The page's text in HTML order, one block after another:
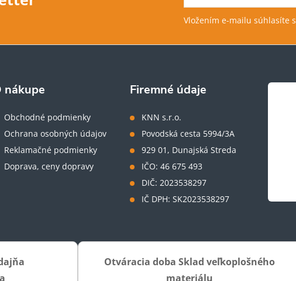
Vložením e-mailu súhlasíte s
nákupe
Obchodné podmienky
Ochrana osobných údajov
Reklamačné podmienky
Doprava, ceny dopravy
Firemné údaje
KNN s.r.o.
Povodská cesta 5994/3A
929 01, Dunajská Streda
IČO: 46 675 493
DIČ: 2023538297
IČ DPH: SK2023538297
Otváracia doba Sklad veľkoplošného
materiálu